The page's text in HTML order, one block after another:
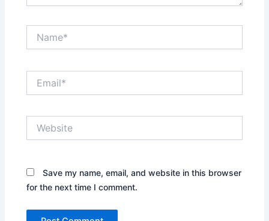
Save my name, email, and website in this browser
for the next time I comment.